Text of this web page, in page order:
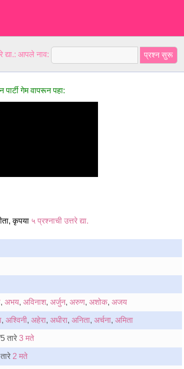
द्या.: आपले नाव:
पार्टी गेम वापरून पहा:
कृपया ५ प्रश्नाची उत्तरे द्या.
, अभय, अविनाश, अर्जुन, अरुण, अशोक, अजय
, अश्विनी, अहेरा, अधीरा, अनिता, अर्चना, अमिता
तारे 3 मते
2 मते